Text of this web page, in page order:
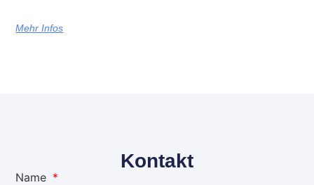
Mehr Infos
Kontakt
Name